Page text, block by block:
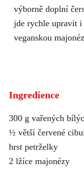
výborně doplní
jde rychle upravit i
veganskou
Ingredience
300 g vařených
½ větší červené
hrst petrželky
2 lžíce majonézy